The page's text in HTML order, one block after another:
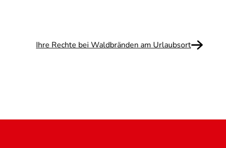
Ihre Rechte bei Waldbränden am Urlaubsort